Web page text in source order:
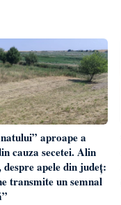
aproape a
cauza secetei. Alin
despre apele din județ:
transmite un semnal